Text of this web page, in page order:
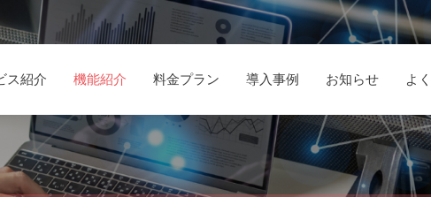
ス紹介 機能紹介 料金プラン 導入事例 お知らせ よ